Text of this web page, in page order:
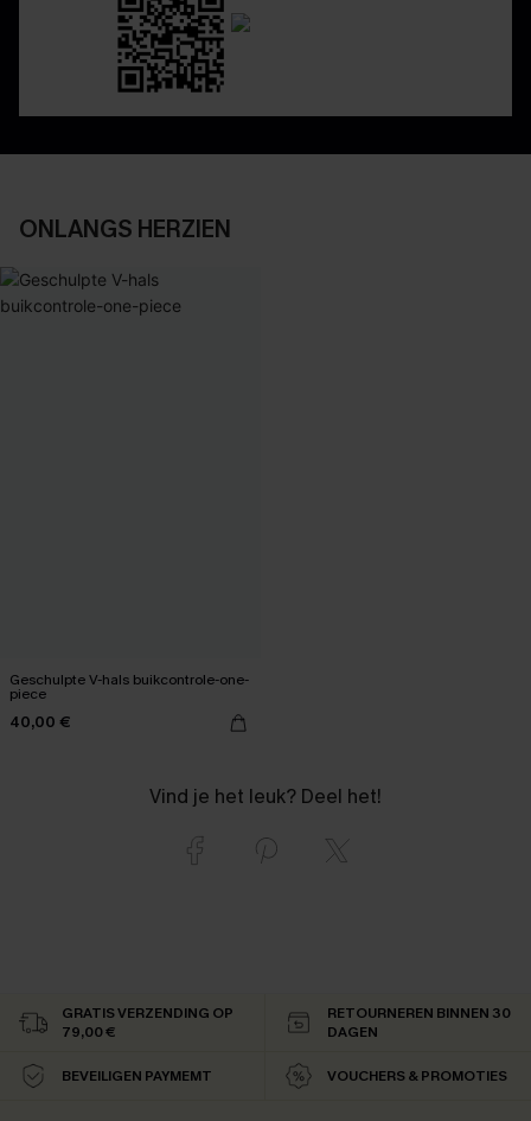
ONLANGS HERZIEN
Geschulpte V-hals buikcontrole-one-
piece
40,00 €
Vind je het leuk? Deel het!
GRATIS VERZENDING OP
79,00 €
RETOURNEREN BINNEN 30
DAGEN
BEVEILIGEN PAYMEMT VOUCHERS & PROMOTIES